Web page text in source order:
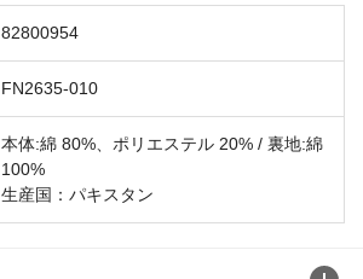
82800954
FN2635-010
本体:綿 80%、ポリエステル 20% / 裏地:綿
100%
生産国：パキスタン